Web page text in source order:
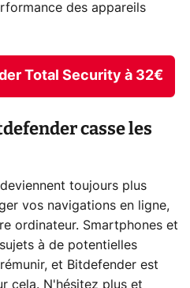
des appareils
Total Security à 32€
casse les
toujours plus
vos navigations en ligne,
ordinateur. Smartphones et
à de potentielles
et Bitdefender est
cela. N'hésitez plus et